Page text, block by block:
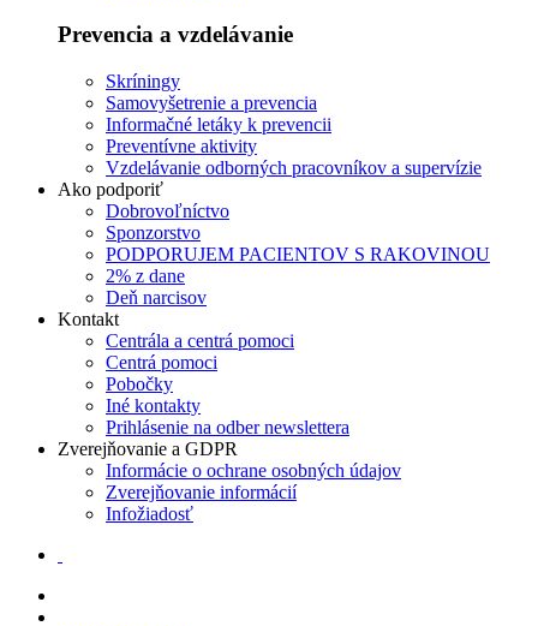
Prevencia a vzdelávanie
Skríningy
Samovyšetrenie a prevencia
Informačné letáky k prevencii
Preventívne aktivity
Vzdelávanie odborných pracovníkov a supervízie
Ako podporiť
Dobrovoľníctvo
Sponzorstvo
PODPORUJEM PACIENTOV S RAKOVINOU
2% z dane
Deň narcisov
Kontakt
Centrála a centrá pomoci
Centrá pomoci
Pobočky
Iné kontakty
Prihlásenie na odber newslettera
Zverejňovanie a GDPR
Informácie o ochrane osobných údajov
Zverejňovanie informácií
Infožiadosť